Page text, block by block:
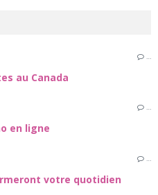
…
au Canada
…
en ligne
…
votre quotidien